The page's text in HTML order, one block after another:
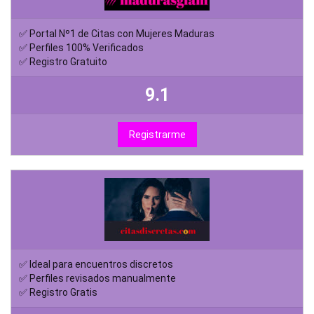
✅ Portal Nº1 de Citas con Mujeres Maduras
✅ Perfiles 100% Verificados
✅ Registro Gratuito
9.1
Registrarme
✅ Ideal para encuentros discretos
✅ Perfiles revisados manualmente
✅ Registro Gratis